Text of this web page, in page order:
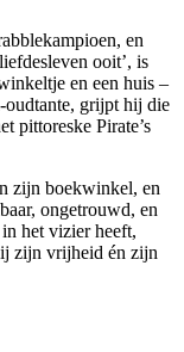
en
ooit’, is
en een huis –
grijpt hij die
pittoreske Pirate’s
zijn boekwinkel, en
ongetrouwd, en
het vizier heeft,
zijn vrijheid én zijn